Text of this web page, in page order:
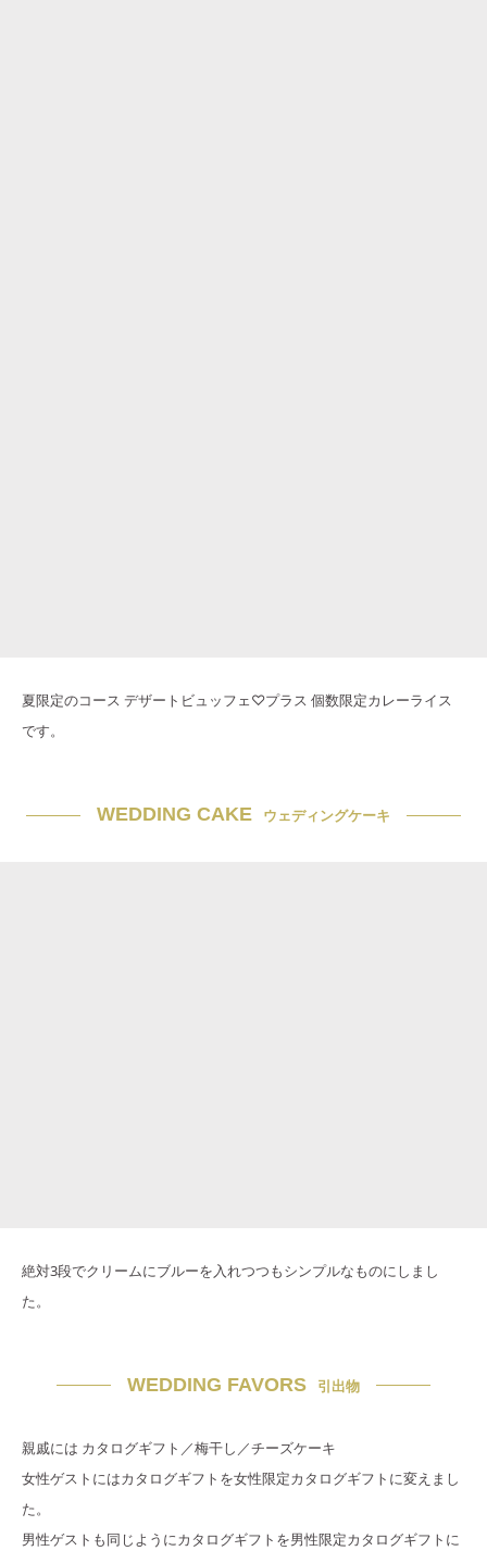
夏限定のコース デザートビュッフェ♡プラス 個数限定カレーライス
です。
WEDDING CAKE ウェディングケーキ
絶対3段でクリームにブルーを入れつつもシンプルなものにしまし
た。
WEDDING FAVORS 引出物
親戚には カタログギフト／梅干し／チーズケーキ
女性ゲストにはカタログギフトを女性限定カタログギフトに変えまし
た。
男性ゲストも同じようにカタログギフトを男性限定カタログギフトに